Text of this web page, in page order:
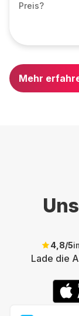
Preis?
Mehr
4,8/5
Lade die